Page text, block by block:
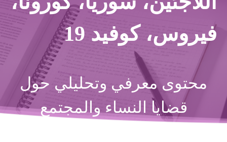
فيروس، كوفيد 19
محتوى معرفي وتحليلي حول
قضايا النساء والمجتمع